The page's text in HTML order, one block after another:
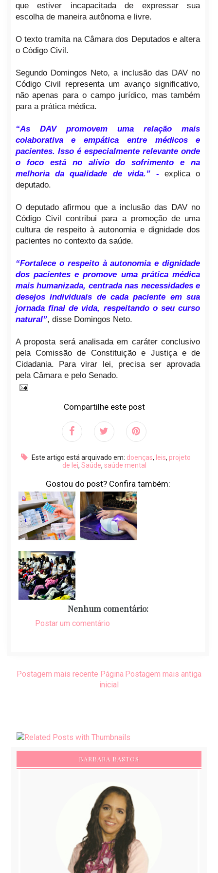
que estiver incapacitada de expressar sua
escolha de maneira autônoma e livre.
O texto tramita na Câmara dos Deputados e altera
o Código Civil.
Segundo Domingos Neto, a inclusão das DAV no
Código Civil representa um avanço significativo,
não apenas para o campo jurídico, mas também
para a prática médica.
“As DAV promovem uma relação mais
colaborativa e empática entre médicos e
pacientes. Isso é especialmente relevante onde
o foco está no alívio do sofrimento e na
melhoria da qualidade de vida.” - explica o
deputado.
O deputado afirmou que a inclusão das DAV no
Código Civil contribui para a promoção de uma
cultura de respeito à autonomia e dignidade dos
pacientes no contexto da saúde.
“Fortalece o respeito à autonomia e dignidade
dos pacientes e promove uma prática médica
mais humanizada, centrada nas necessidades e
desejos individuais de cada paciente em sua
jornada final de vida, respeitando o seu curso
natural”, disse Domingos Neto.
A proposta será analisada em caráter conclusivo
pela Comissão de Constituição e Justiça e de
Cidadania. Para virar lei, precisa ser aprovada
pela Câmara e pelo Senado.
Compartilhe este post
Este artigo está arquivado em: doenças, leis, projeto
de lei, Saúde, saúde mental
Gostou do post? Confira também:
Nenhum comentário:
Postar um comentário
Postagem mais recente Postagem mais antiga
Página
inicial
BARBARA BASTOS